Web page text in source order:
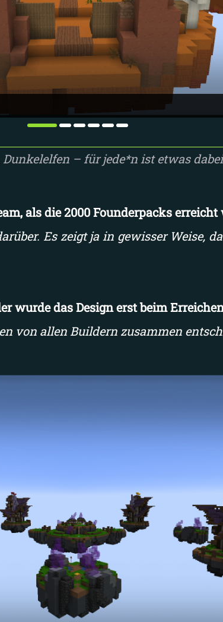
Dunkelelfen – für jede*n ist etwas
als die 2000 Founderpacks erreicht
Es zeigt ja in gewisser Weise,
wurde das Design erst beim
von allen Buildern zusammen